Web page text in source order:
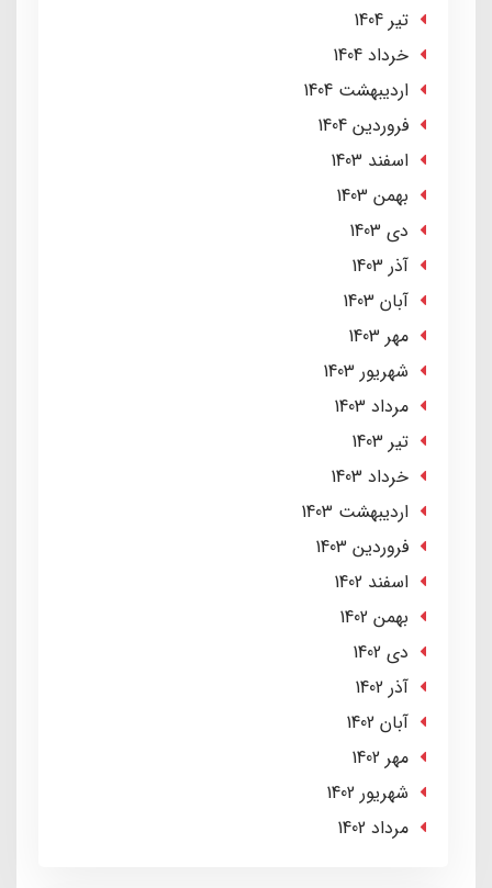
تير 1404
خرداد 1404
ارديبهشت 1404
فروردین 1404
اسفند 1403
بهمن 1403
دی 1403
آذر 1403
آبان 1403
مهر 1403
شهریور 1403
مرداد 1403
تير 1403
خرداد 1403
ارديبهشت 1403
فروردین 1403
اسفند 1402
بهمن 1402
دی 1402
آذر 1402
آبان 1402
مهر 1402
شهریور 1402
مرداد 1402